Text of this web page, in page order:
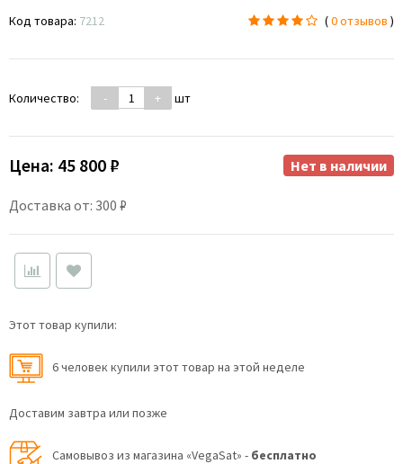
Код товара: 7212 (0 отзывов )
Количество: - + шт
Цена: 45 800 ₽
Доставка от: 300 ₽
Нет в наличии
Этот товар купили:
6 человек купили этот товар на этой неделе
Доставим завтра или позже
Самовывоз из магазина «VegaSat» - бесплатно